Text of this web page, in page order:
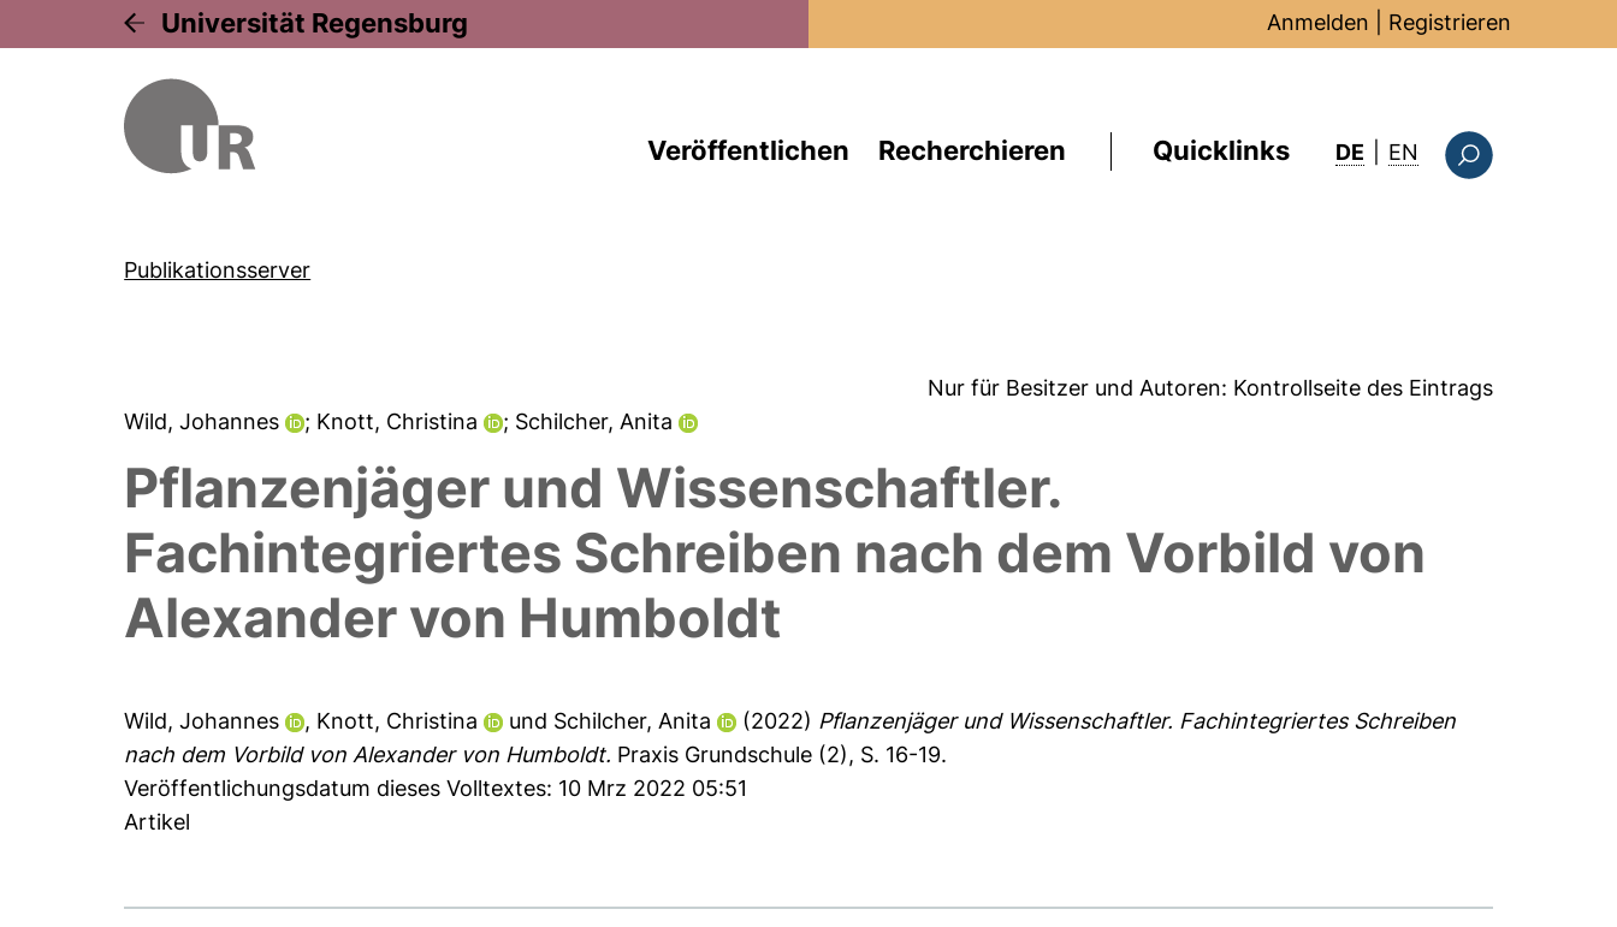
Universität Regensburg Anmelden Registrieren
Veröffentlichen Recherchieren Quicklinks DE EN : this page in
Publikationsserver
Nur für Besitzer und Autoren: Kontrollseite des Eintrags
Wild, Johannes
; Knott, Christina ; Schilcher, Anita
Pflanzenjäger und Wissenschaftler.
Fachintegriertes Schreiben nach dem Vorbild von
Alexander von Humboldt
Wild, Johannes , Knott, Christina und Schilcher, Anita (2022) Pflanzenjäger und Wissenschaftler. Fachintegriertes Schreiben
nach dem Vorbild von Alexander von Humboldt. Praxis Grundschule (2), S. 16-19.
Veröffentlichungsdatum dieses Volltextes: 10 Mrz 2022 05:51
Artikel